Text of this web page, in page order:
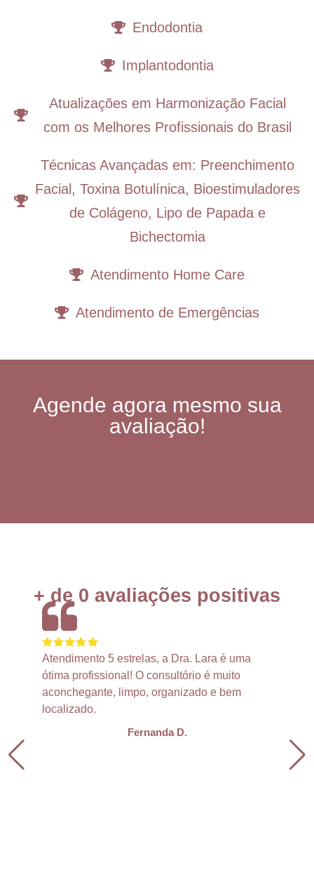
Endodontia
Implantodontia
Atualizações em Harmonização Facial
com os Melhores Profissionais do Brasil
Técnicas Avançadas em: Preenchimento
Facial, Toxina Botulínica, Bioestimuladores
de Colágeno, Lipo de Papada e
Bichectomia
Atendimento Home Care
Atendimento de Emergências
Agende agora mesmo sua
avaliação!
+ de 0 avaliações positivas
Atendimento 5 estrelas, a Dra. Lara é uma
ótima profissional! O consultório é muito
aconchegante, limpo, organizado e bem
localizado.
Fernanda D.